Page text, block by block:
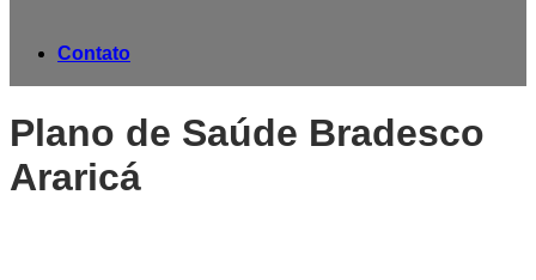
Contato
Plano de Saúde Bradesco
Araricá